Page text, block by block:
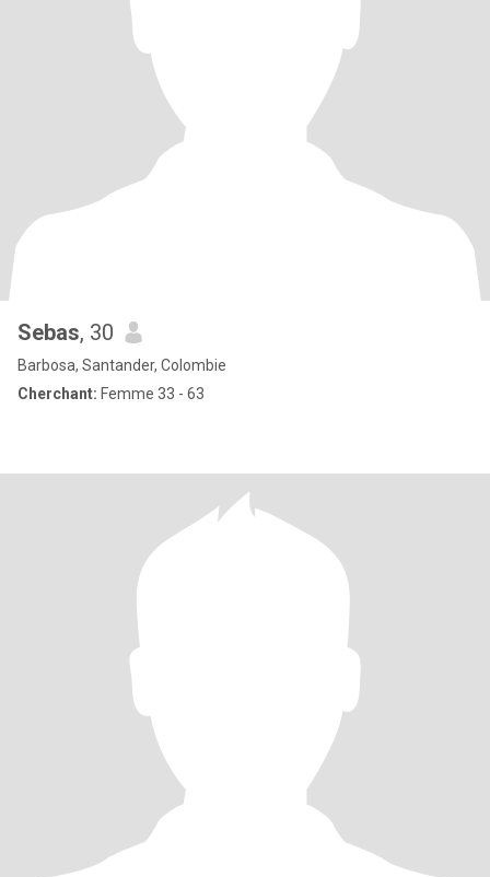
Sebas, 30
Barbosa, Santander, Colombie
Cherchant: Femme 33 - 63